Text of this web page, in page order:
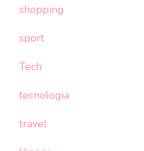
shopping
sport
Tech
tecnologia
travel